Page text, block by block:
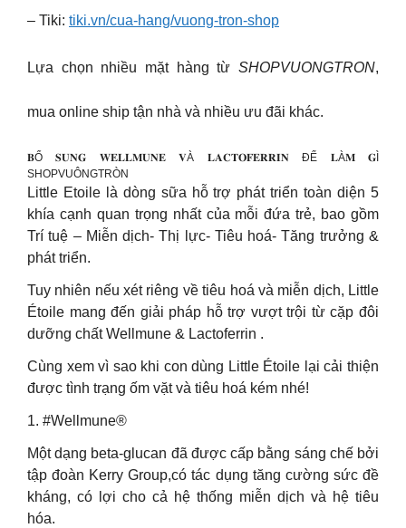
– Tiki: tiki.vn/cua-hang/vuong-tron-shop
Lựa chọn nhiều mặt hàng từ SHOPVUONGTRON,
mua online ship tận nhà và nhiều ưu đãi khác.
𝐁Ổ 𝐒𝐔𝐍𝐆 𝐖𝐄𝐋𝐋𝐌𝐔𝐍𝐄 𝐕À 𝐋𝐀𝐂𝐓𝐎𝐅𝐄𝐑𝐑𝐈𝐍 ĐỂ 𝐋À𝐌 𝐆Ì
SHOPVUÔNGTRÒN
Little Etoile là dòng sữa hỗ trợ phát triển toàn diện 5
khía cạnh quan trọng nhất của mỗi đứa trẻ, bao gồm
Trí tuệ – Miễn dịch- Thị lực- Tiêu hoá- Tăng trưởng &
phát triển.
Tuy nhiên nếu xét riêng về tiêu hoá và miễn dịch, Little
Étoile mang đến giải pháp hỗ trợ vượt trội từ cặp đôi
dưỡng chất Wellmune & Lactoferrin .
Cùng xem vì sao khi con dùng Little Étoile lại cải thiện
được tình trạng ốm vặt và tiêu hoá kém nhé!
1. #Wellmune®
Một dạng beta-glucan đã được cấp bằng sáng chế bởi
tập đoàn Kerry Group,có tác dụng tăng cường sức đề
kháng, có lợi cho cả hệ thống miễn dịch và hệ tiêu
hóa.